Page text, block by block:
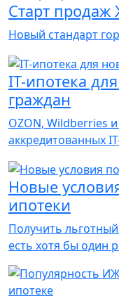
Старт
Новый стандарт
IT-ипотека
граждан
OZON, Wildberries
аккредитованных
Новые
ипотеки
Получить
есть хотя бы один